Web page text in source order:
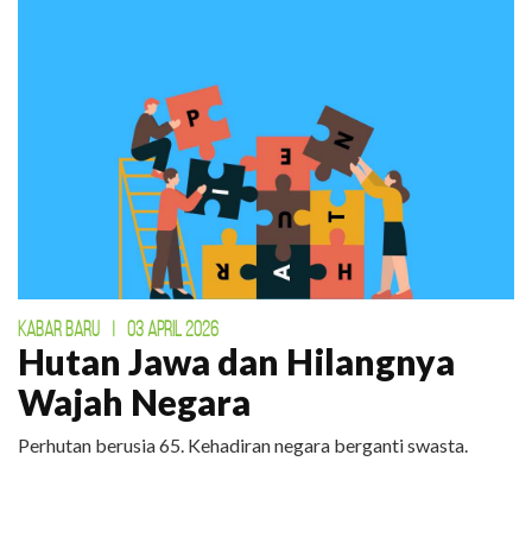
KABAR BARU 03 APRIL 2026
Hutan Jawa dan Hilangnya
Wajah Negara
Perhutan berusia 65. Kehadiran negara berganti swasta.